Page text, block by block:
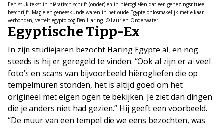
Een stuk tekst in hiëratisch schrift (onder) en in hiërogliefen dat een genezingsritueel
beschrijft. Magie en geneeskunde waren in het oude Egypte onlosmakelijk met elkaar
verbonden, vertelt egyptoloog Ben Haring. © Laurien Onderwater
Egyptische Tipp-Ex
In zijn studiejaren bezocht Haring Egypte al, en nog
steeds is hij er geregeld te vinden. “Ook al zijn er al veel
foto’s en scans van bijvoorbeeld hiërogliefen die op
tempelmuren stonden, het is altijd goed om het
origineel met eigen ogen te bekijken. Je ziet dan dingen
die je anders niet had gezien.” Hij geeft een voorbeeld.
“De muur van een tempel die we eens bezochten, was